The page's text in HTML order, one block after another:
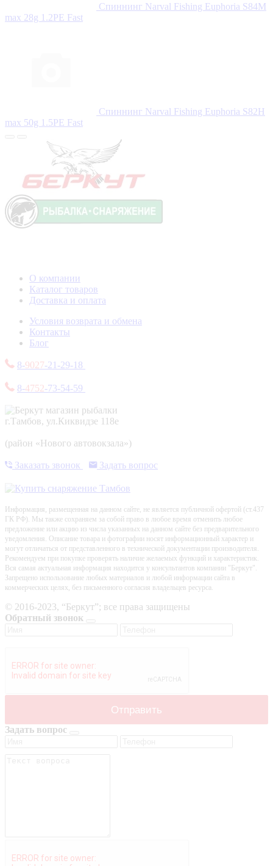
Спиннинг Narval Fishing Euphoria S84M
max 28g 1.2PE Fast
Спиннинг Narval Fishing Euphoria S82H
max 50g 1.5PE Fast
О компании
Каталог товаров
Доставка и оплата
Условия возврата и обмена
Контакты
Блог
8-9027-21-29-18
8-4752-73-54-59
г.Тамбов, ул.Киквидзе 118е
(район «Нового автовокзала»)
Заказать звонок Задать вопрос
Информация, размещенная на данном сайте, не является публичной офертой (ст.437
ГК РФ). Мы также сохраняем за собой право в любое время отменить любое
предложение или акцию из числа указанных на данном сайте без предварительного
уведомления. Описание товара и фотографии носят информационный характер и
могут отличаться от представленного в технической документации производителя.
Рекомендуем при покупке проверять наличие желаемых функций и характеристик.
Вся самая актуальная информация находится у консультантов компании "Беркут".
Запрещено использование любых материалов и любой информации сайта в
коммерческих целях, без письменного согласия владельцев ресурса.
© 2016-2023, “Беркут”; все права защищены
Обратный звонок
Задать вопрос